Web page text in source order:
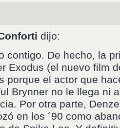
dijo:
contigo. De hecho, la
Exodus (el nuevo film
porque el actor que
Brynner no le llega ni
Por otra parte,
en los ´90 como